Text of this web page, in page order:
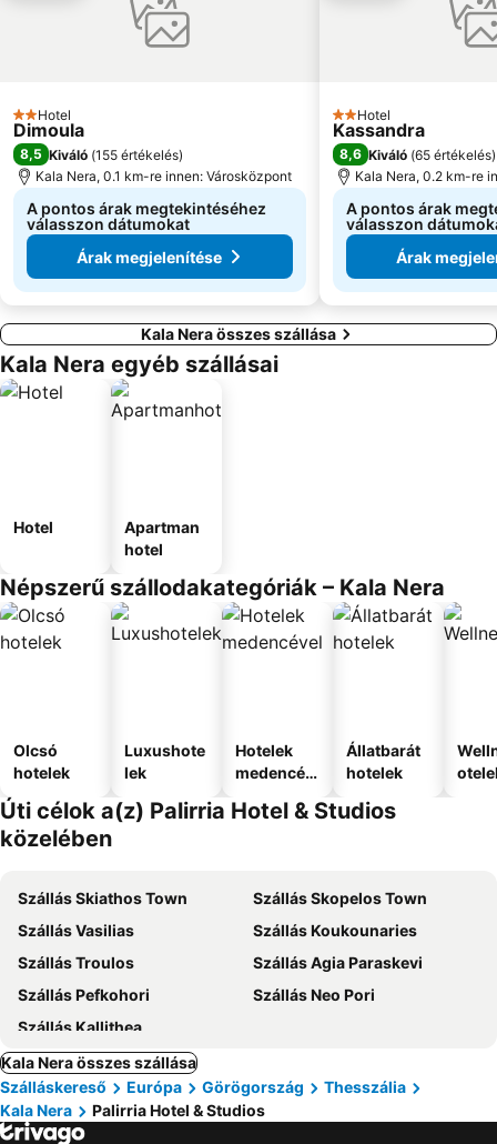
2 Kategória
Hotel
Dimoula
8,5 Kiváló (155 értékelés)
Kala Nera, 0.1 km-re innen: Városközpont
A pontos árak megtekintéséhez
válasszon dátumokat
Árak megjelenítése
2 Kategória
Hotel
Kassandra
8,6 Kiváló (65 értékelés)
Kala Nera, 0.2 km-re
A pontos árak
válasszon
Árak
Kala Nera összes szállása
Kala Nera egyéb szállásai
Hotel
Apartman
hotel
Népszerű szállodakategóriák – Kala Nera
Olcsó
hotelek
Luxushote
lek
Hotelek
medencév
Állatbarát
hotelek
Úti célok a(z) Palirria Hotel & Studios
közelében
Szállás Skiathos Town
Szállás Skopelos Town
Szállás Vasilias
Szállás Koukounaries
Szállás Troulos
Szállás Agia Paraskevi
Szállás Pefkohori
Szállás Neo Pori
Szállás Kallithea
Kala Nera összes szállása
Szálláskereső
Európa Görögország
Thesszália
Kala Nera
Palirria Hotel & Studios